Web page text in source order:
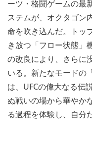
ーツ・格闘ゲームの最
ステムが、オクタゴン
命を吹き込んだ。トッ
き放つ「フロー状態」
の改良により、さらに
いる。新たなモードの
は、UFCの偉大なる伝
ぬ戦いの場から華やか
る過程を体験し、自分